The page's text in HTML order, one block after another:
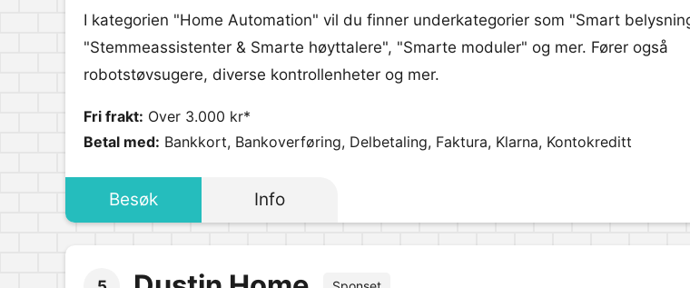
I kategorien "Home Automation" vil du finner underkategorier som "Smart
"Stemmeassistenter & Smarte høyttalere", "Smarte moduler" og mer. Fører også
robotstøvsugere, diverse kontrollenheter og mer.
Fri frakt: Over 3.000 kr*
Betal med: Bankkort, Bankoverføring, Delbetaling, Faktura, Klarna, Kontokreditt
Besøk Info